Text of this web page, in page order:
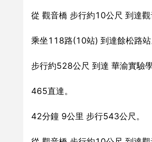
從 觀音橋 步行約10公尺 到達觀
乘坐118路(10站) 到達餘松路站
步行約528公尺 到達 華渝實驗學
465直達。
42分鐘 9公里 步行543公尺。